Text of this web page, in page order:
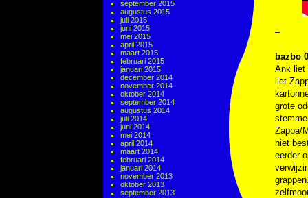
september 2015
augustus 2015
juli 2015
juni 2015
mei 2015
april 2015
maart 2015
februari 2015
januari 2015
december 2014
november 2014
oktober 2014
september 2014
augustus 2014
juli 2014
juni 2014
mei 2014
april 2014
maart 2014
februari 2014
januari 2014
november 2013
oktober 2013
september 2013
–
bazbo
Ank liet
liet
grote
Zappa/
niet
eerder